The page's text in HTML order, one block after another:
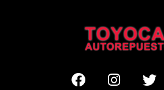
Facebook